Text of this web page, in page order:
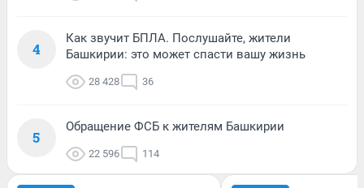
4
Как звучит БПЛА. Послушайте, жители
Башкирии: это может спасти вашу жизнь
28 428 36
5
Обращение ФСБ к жителям Башкирии
22 596 114